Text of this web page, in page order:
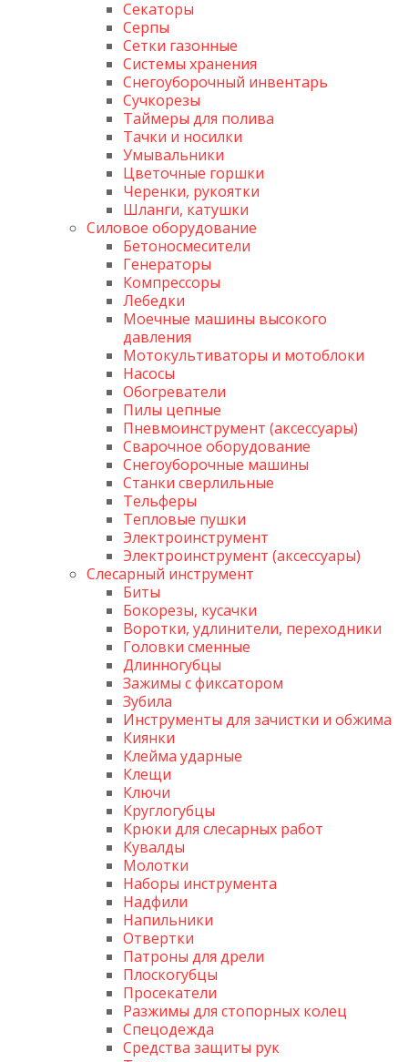
Секаторы
Серпы
Сетки газонные
Системы хранения
Снегоуборочный инвентарь
Сучкорезы
Таймеры для полива
Тачки и носилки
Умывальники
Цветочные горшки
Черенки, рукоятки
Шланги, катушки
Силовое оборудование
Бетоносмесители
Генераторы
Компрессоры
Лебедки
Моечные машины высокого
давления
Мотокультиваторы и мотоблоки
Насосы
Обогреватели
Пилы цепные
Пневмоинструмент (аксессуары)
Сварочное оборудование
Снегоуборочные машины
Станки сверлильные
Тельферы
Тепловые пушки
Электроинструмент
Электроинструмент (аксессуары)
Слесарный инструмент
Биты
Бокорезы, кусачки
Воротки, удлинители, переходники
Головки сменные
Длинногубцы
Зажимы с фиксатором
Зубила
Инструменты для зачистки и обжима
Киянки
Клейма ударные
Клещи
Ключи
Круглогубцы
Крюки для слесарных работ
Кувалды
Молотки
Наборы инструмента
Надфили
Напильники
Отвертки
Патроны для дрели
Плоскогубцы
Просекатели
Разжимы для стопорных колец
Спецодежда
Средства защиты рук